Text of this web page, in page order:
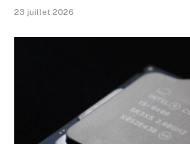
23 juillet 2026